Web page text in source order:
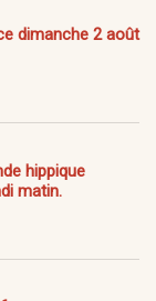
dimanche 2 août
hippique
matin.